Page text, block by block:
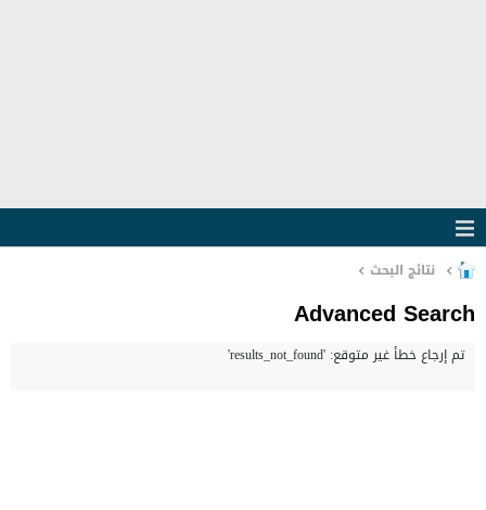
نتائج البحث
Advanced Search
تم إرجاع خطأ غير متوقع: 'results_not_found'